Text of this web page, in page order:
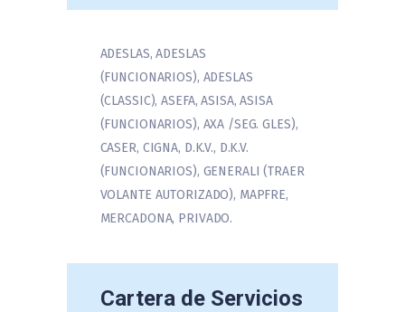
ADESLAS, ADESLAS
(FUNCIONARIOS), ADESLAS
(CLASSIC), ASEFA, ASISA, ASISA
(FUNCIONARIOS), AXA /SEG. GLES),
CASER, CIGNA, D.K.V., D.K.V.
(FUNCIONARIOS), GENERALI (TRAER
VOLANTE AUTORIZADO), MAPFRE,
MERCADONA, PRIVADO.
Cartera de Servicios